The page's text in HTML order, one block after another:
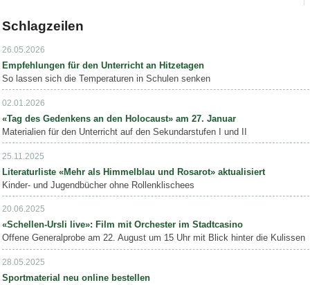
Schlagzeilen
26.05.2026
Empfehlungen für den Unterricht an Hitzetagen
So lassen sich die Temperaturen in Schulen senken
02.01.2026
«Tag des Gedenkens an den Holocaust» am 27. Januar
Materialien für den Unterricht auf den Sekundarstufen I und II
25.11.2025
Literaturliste «Mehr als Himmelblau und Rosarot» aktualisiert
Kinder- und Jugendbücher ohne Rollenklischees
20.06.2025
«Schellen-Ursli live»: Film mit Orchester im Stadtcasino
Offene Generalprobe am 22. August um 15 Uhr mit Blick hinter die Kulissen
28.05.2025
Sportmaterial neu online bestellen